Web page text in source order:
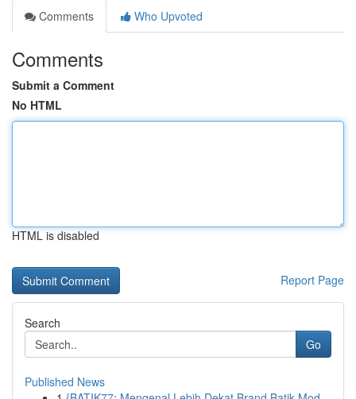
Comments
Who Upvoted
Comments
Submit a Comment
No HTML
HTML is disabled
Report Page
Search
Go
Published News